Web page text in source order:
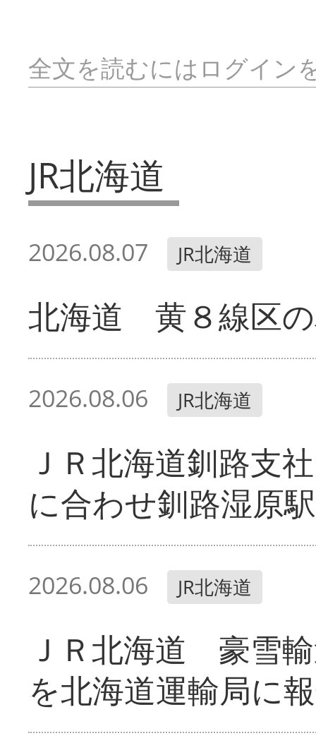
全文を読むにはログイン
JR北海道
2026.08.07 JR北海道
北海道 黄８線区
2026.08.06 JR北海道
ＪＲ北海道釧路支
に合わせ釧路湿原
2026.08.06 JR北海道
ＪＲ北海道 豪雪
を北海道運輸局に